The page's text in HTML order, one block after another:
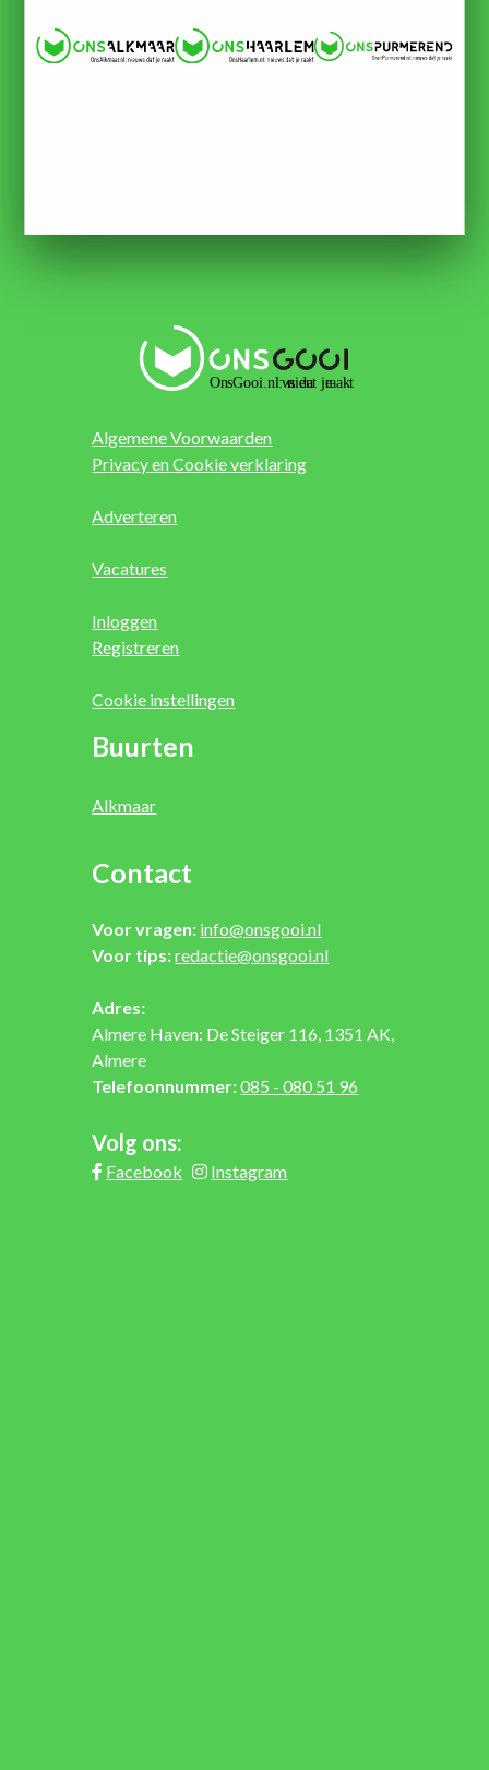
Algemene Voorwaarden
Privacy en Cookie verklaring
Adverteren
Vacatures
Inloggen
Registreren
Cookie instellingen
Buurten
Alkmaar
Contact
Voor vragen: info@onsgooi.nl
Voor tips:redactie@onsgooi.nl
Adres:
Almere Haven: De Steiger 116, 1351 AK,
Almere
Telefoonnummer:085 - 080 51 96
Volg ons:
Facebook Instagram